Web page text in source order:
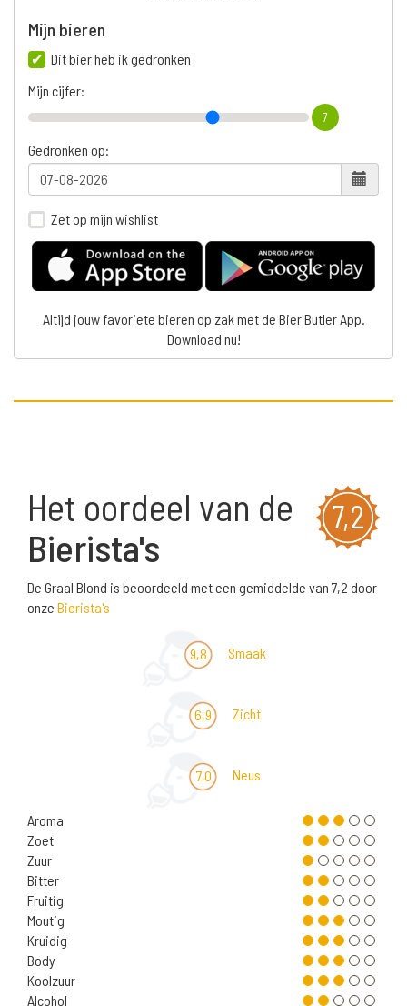
Mijn bieren
Dit bier heb ik gedronken
Mijn cijfer:
7
Gedronken op:
Zet op mijn wishlist
Altijd jouw favoriete bieren op zak met de Bier Butler App.
Download nu!
7,2
Het oordeel van de
Bierista's
De Graal Blond is beoordeeld met een gemiddelde van 7,2 door
onze Bierista's
9,8 Smaak
6,9 Zicht
7,0 Neus
Aroma
Zoet
Zuur
Bitter
Fruitig
Moutig
Kruidig
Body
Koolzuur
Alcohol